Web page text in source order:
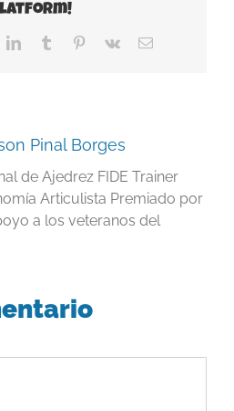
LinkedInTumblr Pinterest
Vk
Correo
Pinal Borges
de Ajedrez FIDE Trainer
Articulista Premiado por
a los veteranos del